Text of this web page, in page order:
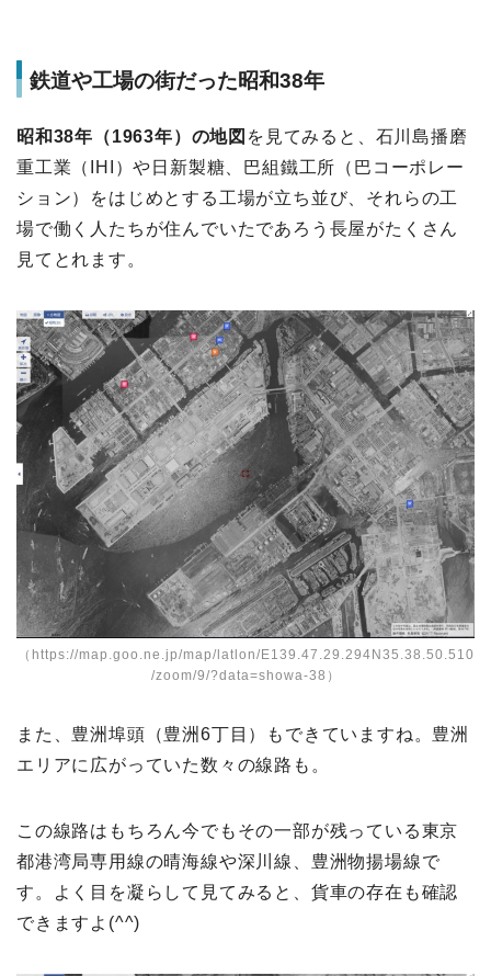
鉄道や工場の街だった昭和38年
昭和38年（1963年）の地図 を見てみると、石川島播磨
重工業（IHI）や日新製糖、巴組鐵工所（巴コーポレー
ション）をはじめとする工場が立ち並び、それらの工
場で働く人たちが住んでいたであろう長屋がたくさん
見てとれます。
（ https://map.goo.ne.jp/map/latlon/E139.47.29.294N35.38.50.510
/zoom/9/?data=showa-38 ）
また、豊洲埠頭（豊洲6丁目）もできていますね。豊洲
エリアに広がっていた数々の線路も。
この線路はもちろん今でもその一部が残っている東京
都港湾局専用線の晴海線や深川線、豊洲物揚場線で
す。よく目を凝らして見てみると、貨車の存在も確認
できますよ(^^)